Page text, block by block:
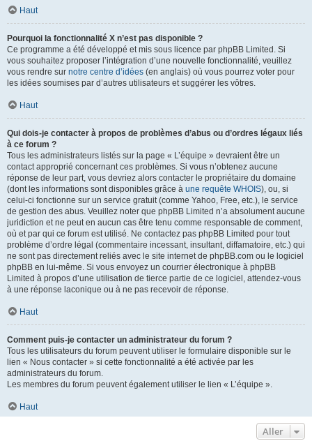
Haut
Pourquoi la fonctionnalité X n’est pas disponible ?
Ce programme a été développé et mis sous licence par phpBB Limited. Si
vous souhaitez proposer l’intégration d’une nouvelle fonctionnalité, veuillez
vous rendre sur notre centre d’idées (en anglais) où vous pourrez voter pour
les idées soumises par d’autres utilisateurs et suggérer les vôtres.
Haut
Qui dois-je contacter à propos de problèmes d’abus ou d’ordres légaux liés
à ce forum ?
Tous les administrateurs listés sur la page « L’équipe » devraient être un
contact approprié concernant ces problèmes. Si vous n’obtenez aucune
réponse de leur part, vous devriez alors contacter le propriétaire du domaine
(dont les informations sont disponibles grâce à une requête WHOIS), ou, si
celui-ci fonctionne sur un service gratuit (comme Yahoo, Free, etc.), le service
de gestion des abus. Veuillez noter que phpBB Limited n’a absolument aucune
juridiction et ne peut en aucun cas être tenu comme responsable de comment,
où et par qui ce forum est utilisé. Ne contactez pas phpBB Limited pour tout
problème d’ordre légal (commentaire incessant, insultant, diffamatoire, etc.) qui
ne sont pas directement reliés avec le site internet de phpBB.com ou le logiciel
phpBB en lui-même. Si vous envoyez un courrier électronique à phpBB
Limited à propos d’une utilisation de tierce partie de ce logiciel, attendez-vous
à une réponse laconique ou à ne pas recevoir de réponse.
Haut
Comment puis-je contacter un administrateur du forum ?
Tous les utilisateurs du forum peuvent utiliser le formulaire disponible sur le
lien « Nous contacter » si cette fonctionnalité a été activée par les
administrateurs du forum.
Les membres du forum peuvent également utiliser le lien « L’équipe ».
Haut
Aller